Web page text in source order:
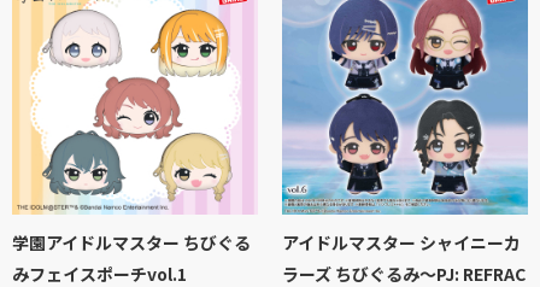
学園アイドルマスター ちびぐる
みフェイスポーチvol.1
アイドルマスター シャイニーカ
ラーズ ちびぐるみ～PJ: REFRAC